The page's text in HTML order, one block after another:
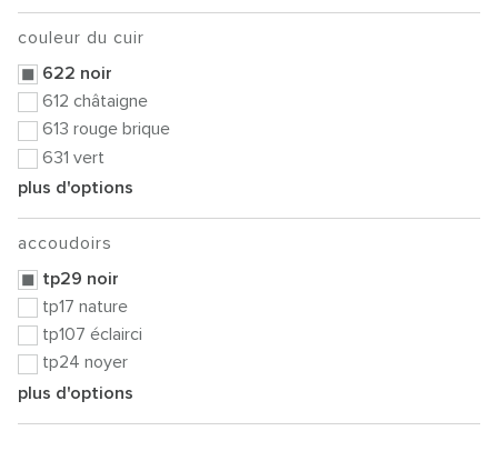
couleur du cuir
622 noir
612 châtaigne
613 rouge brique
631 vert
plus d'options
accoudoirs
tp29 noir
tp17 nature
tp107 éclairci
tp24 noyer
plus d'options